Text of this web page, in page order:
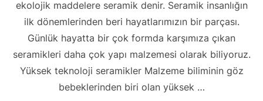
ekolojik maddelere seramik denir. Seramik insanlığın
ilk dönemlerinden beri hayatlarımızın bir parçası.
Günlük hayatta bir çok formda karşımıza çıkan
seramikleri daha çok yapı malzemesi olarak biliyoruz.
Yüksek teknoloji seramikler Malzeme biliminin göz
bebeklerinden biri olan yüksek …